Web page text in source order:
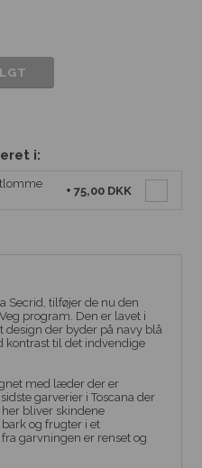
i:
+ 75,00 DKK
Secrid, tilføjer de nu den
program. Den er lavet i
design der byder på navy blå
kontrast til det indvendige
med læder der er
garverier i Toscana der
bliver skindene
og frugter i et
garvningen er renset og